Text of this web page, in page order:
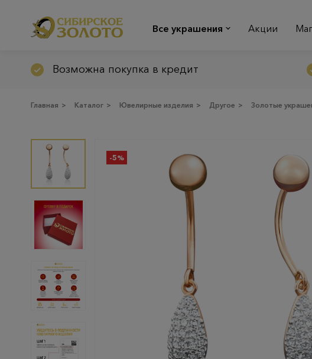
Все украшения Акции
Возможна покупка в кредит
Главная > Каталог > Ювелирные изделия > Другое > Золотые
-5%